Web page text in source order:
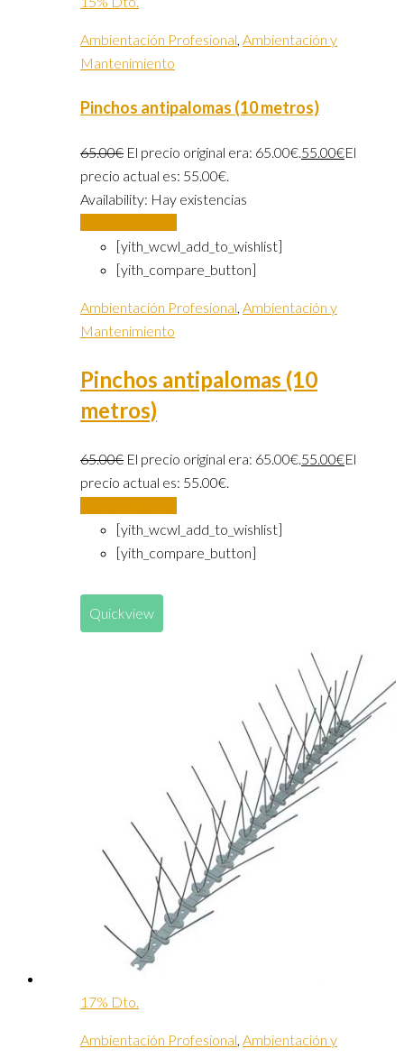
Ambientación Profesional, Ambientación y
Mantenimiento
Pinchos antipalomas (10 metros)
65.00€ El precio original era: 65.00€.55.00€El
precio actual es: 55.00€.
Availability: Hay existencias
[yith_wcwl_add_to_wishlist]
[yith_compare_button]
Ambientación Profesional, Ambientación y
Mantenimiento
Pinchos antipalomas (10
metros)
65.00€ El precio original era: 65.00€.55.00€El
precio actual es: 55.00€.
[yith_wcwl_add_to_wishlist]
[yith_compare_button]
Quickview
17% Dto.
Ambientación Profesional, Ambientación y